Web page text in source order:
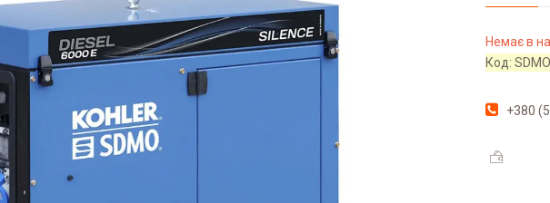
Немає в
Код:
+380